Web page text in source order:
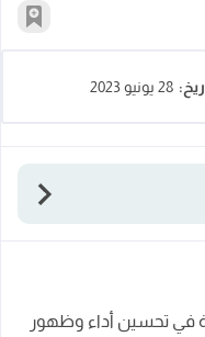
أضف
28 يونيو 2023
في تحسين أداء وظهور